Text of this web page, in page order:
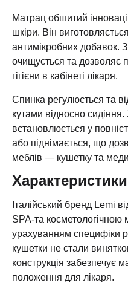
Матрац обшитий
шкіри. Він
антимікробних добавок.
очищується та дозволяє
гігієни в кабінеті лікаря.
Спинка регулюється та
кутами відносно
встановлюється у
або піднімається, що
меблів — кушетку та
Італійський бренд Lemi
SPA‑та
урахуванням специфіки
кушетки не стали
конструкція забезпечує
положення для лікаря.